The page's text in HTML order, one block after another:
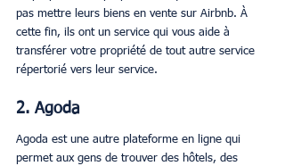
pas mettre leurs biens en vente sur Airbnb. À
cette fin, ils ont un service qui vous aide à
transférer votre propriété de tout autre service
répertorié vers leur service.
2. Agoda
Agoda est une autre plateforme en ligne qui
permet aux gens de trouver des hôtels, des